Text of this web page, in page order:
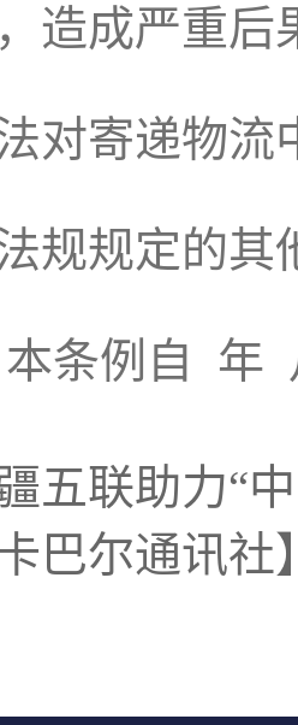
造成严重后
对寄递物
规规定的其
本条例自 年
五联助力“
卡巴尔通讯